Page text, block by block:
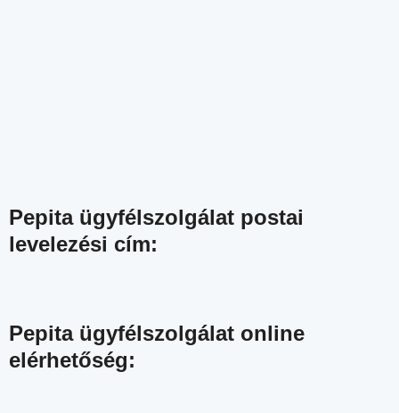
Pepita ügyfélszolgálat postai
levelezési cím:
Pepita ügyfélszolgálat online
elérhetőség: